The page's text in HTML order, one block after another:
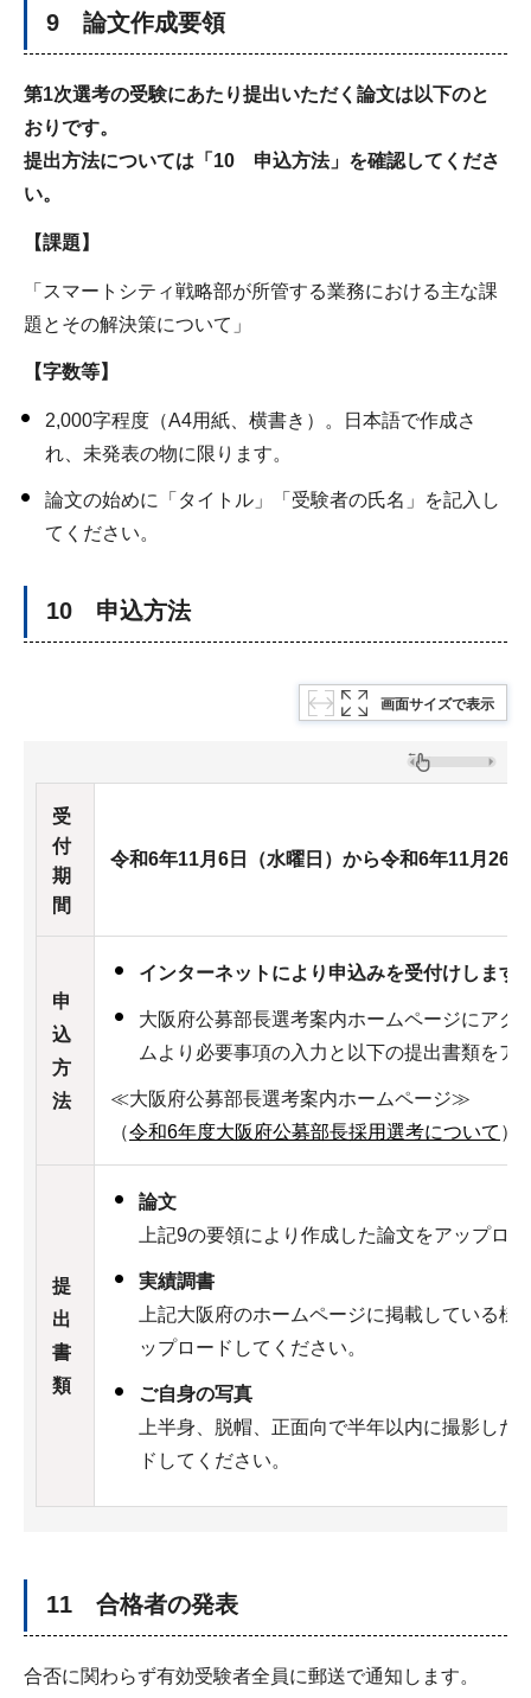
9 論文作成要領
第1次選考の受験にあたり提出いただく論文は以下のと
おりです。
提出方法については「10 申込方法」を確認してくださ
い。
【課題】
「スマートシティ戦略部が所管する業務における主な課
題とその解決策について」
【字数等】
2,000字程度（A4用紙、横書き）。日本語で作成さ
れ、未発表の物に限ります。
論文の始めに「タイトル」「受験者の氏名」を記入し
てください。
10 申込方法
画面サイズで表示
受
付
期
間
令和6年11月6日（水曜日）から令和6年11月26
申
込
方
法
インターネットにより申込みを受付けします
大阪府公募部長選考案内ホームページにアク
ムより必要事項の入力と以下の提出書類をア
≪大阪府公募部長選考案内ホームページ≫
（令和6年度大阪府公募部長採用選考について ）
提
出
書
類
論文
上記9の要領により作成した論文をアップロ
実績調書
上記大阪府のホームページに掲載している様
ップロードしてください。
ご自身の写真
上半身、脱帽、正面向で半年以内に撮影した
ドしてください。
11 合格者の発表
合否に関わらず有効受験者全員に郵送で通知します。